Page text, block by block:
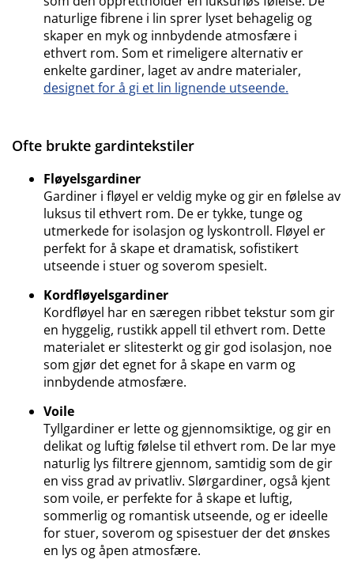
naturlige fibrene i lin sprer lyset behagelig og
skaper en myk og innbydende atmosfære i
ethvert rom. Som et rimeligere alternativ er
enkelte gardiner, laget av andre materialer,
designet for å gi et lin lignende utseende.
Ofte brukte gardintekstiler
Fløyelsgardiner
Gardiner i fløyel er veldig myke og gir en følelse av
luksus til ethvert rom. De er tykke, tunge og
utmerkede for isolasjon og lyskontroll. Fløyel er
perfekt for å skape et dramatisk, sofistikert
utseende i stuer og soverom spesielt.
Kordfløyelsgardiner
Kordfløyel har en særegen ribbet tekstur som gir
en hyggelig, rustikk appell til ethvert rom. Dette
materialet er slitesterkt og gir god isolasjon, noe
som gjør det egnet for å skape en varm og
innbydende atmosfære.
Voile
Tyllgardiner er lette og gjennomsiktige, og gir en
delikat og luftig følelse til ethvert rom. De lar mye
naturlig lys filtrere gjennom, samtidig som de gir
en viss grad av privatliv. Slørgardiner, også kjent
som voile, er perfekte for å skape et luftig,
sommerlig og romantisk utseende, og er ideelle
for stuer, soverom og spisestuer der det ønskes
en lys og åpen atmosfære.